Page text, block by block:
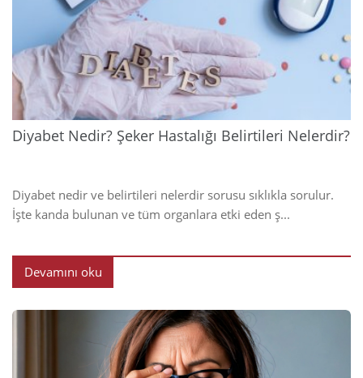
2025
Diyabet Nedir? Şeker Hastalığı Belirtileri Nelerdir?
Diyabet nedir ve belirtileri nelerdir sorusu sıklıkla sorulur.
İşte kanda bulunan ve tüm organlara etki eden ş...
Devamını oku